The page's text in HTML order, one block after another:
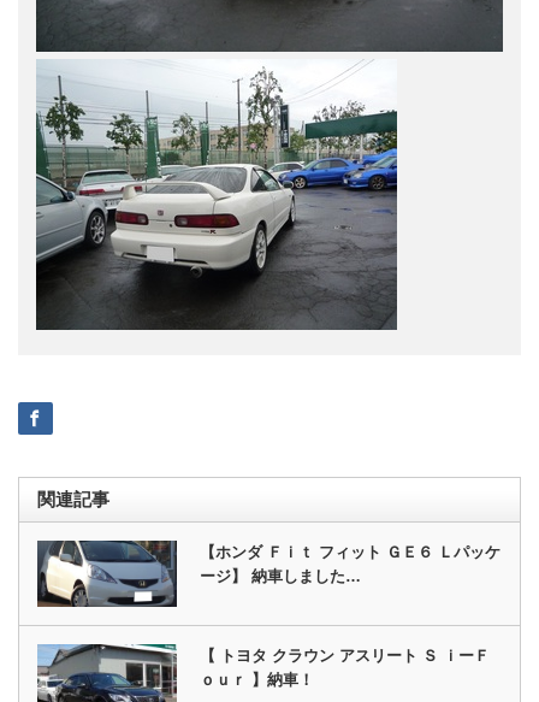
関連記事
【ホンダ Ｆｉｔ フィット ＧＥ６ Ｌパッケ
ージ】 納車しました…
【 トヨタ クラウン アスリート Ｓ ｉーＦ
ｏｕｒ 】納車！